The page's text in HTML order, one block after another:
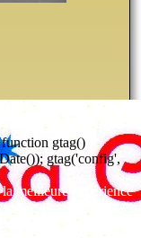
gtag()
gtag('config',
meilleure expérience